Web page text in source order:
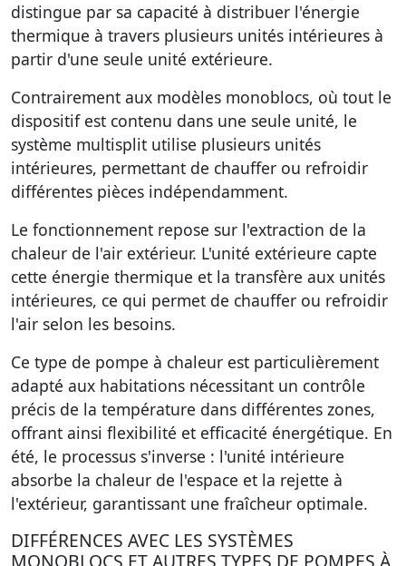
distingue par sa capacité à distribuer l'énergie
thermique à travers plusieurs unités intérieures à
partir d'une seule unité extérieure.
Contrairement aux modèles monoblocs, où tout le
dispositif est contenu dans une seule unité, le
système multisplit utilise plusieurs unités
intérieures, permettant de chauffer ou refroidir
différentes pièces indépendamment.
Le fonctionnement repose sur l'extraction de la
chaleur de l'air extérieur. L'unité extérieure capte
cette énergie thermique et la transfère aux unités
intérieures, ce qui permet de chauffer ou refroidir
l'air selon les besoins.
Ce type de pompe à chaleur est particulièrement
adapté aux habitations nécessitant un contrôle
précis de la température dans différentes zones,
offrant ainsi flexibilité et efficacité énergétique. En
été, le processus s'inverse : l'unité intérieure
absorbe la chaleur de l'espace et la rejette à
l'extérieur, garantissant une fraîcheur optimale.
DIFFÉRENCES AVEC LES SYSTÈMES
MONOBLOCS ET AUTRES TYPES DE POMPES À